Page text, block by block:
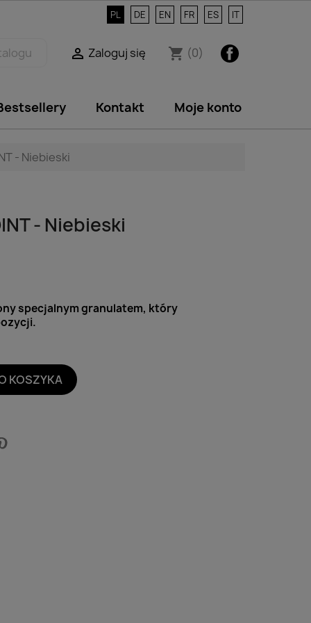
PL DE EN FR ES IT
Facebook
shopping_cart (0)
 Zaloguj się
Kontakt Moje konto
- Niebieski
- Niebieski
specjalnym granulatem, który
KOSZYKA